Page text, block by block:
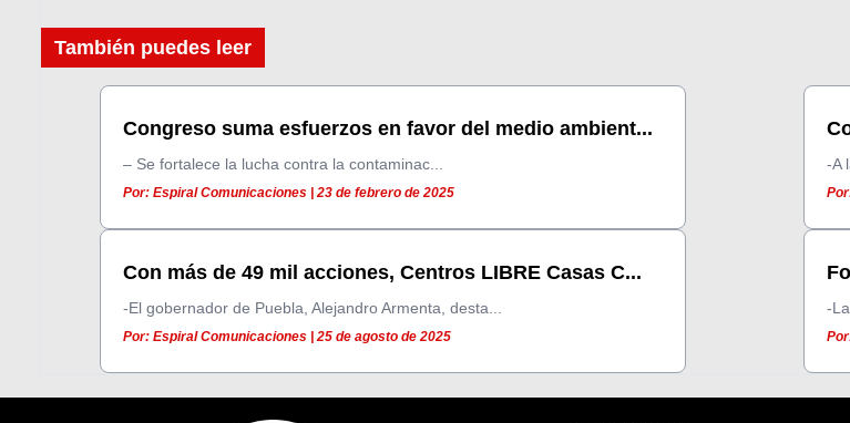
También puedes leer
Congreso suma esfuerzos en favor del medio ambient...
– Se fortalece la lucha contra la contaminac...
Por: Espiral Comunicaciones | 23 de febrero de 2025
-A
Con más de 49 mil acciones, Centros LIBRE Casas C...
-El gobernador de Puebla, Alejandro Armenta, desta...
Por: Espiral Comunicaciones | 25 de agosto de 2025
-